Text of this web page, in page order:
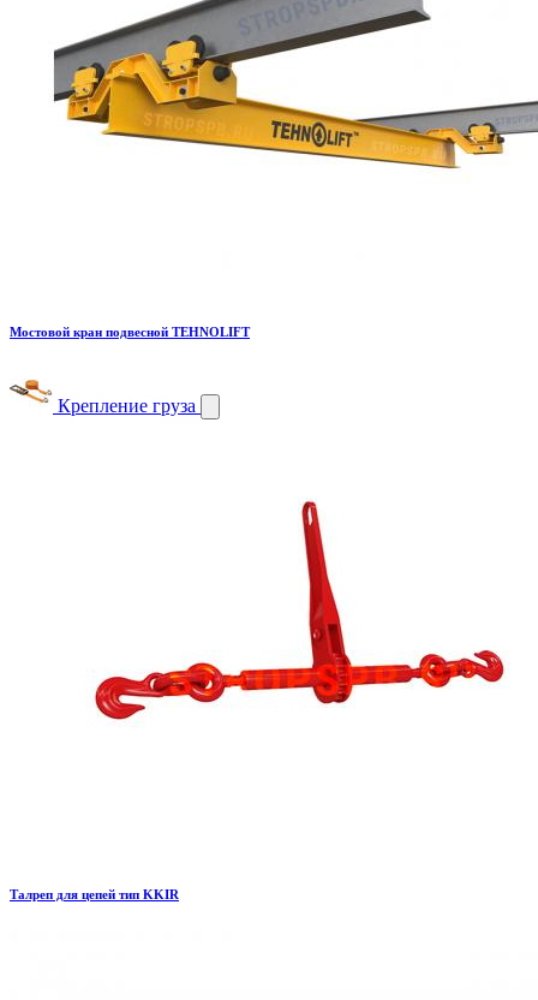
Мостовой кран подвесной TEHNOLIFT
Крепление груза
Талреп для цепей тип KKIR